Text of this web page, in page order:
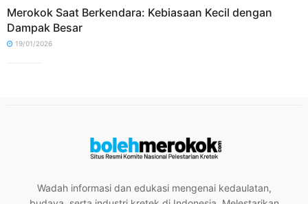
Merokok Saat Berkendara: Kebiasaan Kecil dengan
Dampak Besar
19/01/2026
Wadah informasi dan edukasi mengenai kedaulatan,